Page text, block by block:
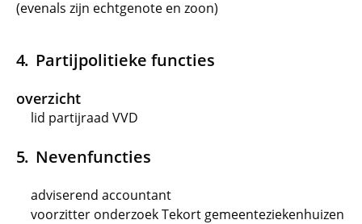
(evenals zijn echtgenote en zoon)
Partijpolitieke functies
overzicht
lid partijraad VVD
Nevenfuncties
adviserend accountant
voorzitter onderzoek Tekort gemeenteziekenhuizen